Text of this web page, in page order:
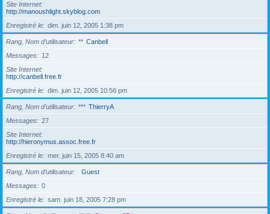
Site Internet
http://manoushlight.skyblog.com
Enregistré le
dim. juin 12, 2005 1:38 pm
Rang, Nom d’utilisateur ** Canbell
Messages
12
Site Internet
http://canbell.free.fr
Enregistré le
dim. juin 12, 2005 10:56 pm
Rang, Nom d’utilisateur *** ThierryA
Messages
27
Site Internet
http://hieronymus.assoc.free.fr
Enregistré le
mer. juin 15, 2005 8:40 am
Rang, Nom d’utilisateur
Guest
Messages
0
Enregistré le
sam. juin 18, 2005 7:28 pm